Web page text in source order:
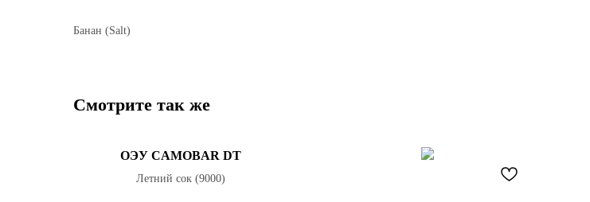
Банан (Salt)
Смотрите так же
ОЭУ CAMOBAR DT
Летний сок (9000)